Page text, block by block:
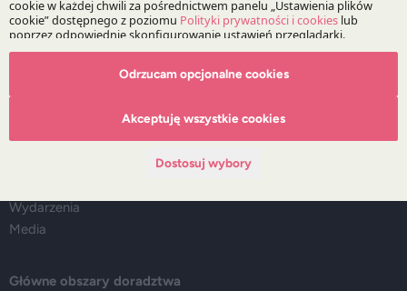
Zespół
Wydarzenia
Media
Główne obszary doradztwa
Odrzucam opcjonalne cookies
Akceptuję wszystkie cookies
Dostosuj wybory